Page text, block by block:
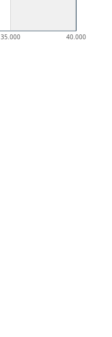
35.000 40.000